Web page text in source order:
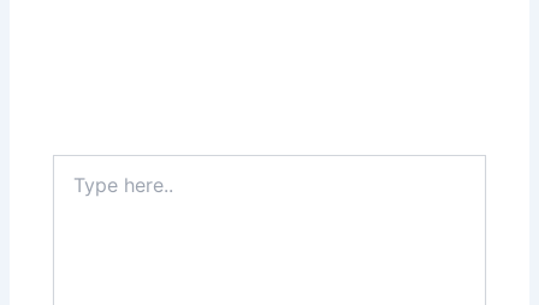
here..